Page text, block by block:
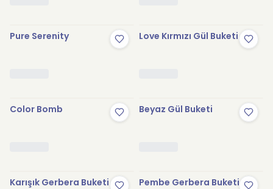
Pure Serenity Love Kırmızı Gül Buketi
Color Bomb Beyaz Gül Buketi
Karışık Gerbera Buketi Pembe Gerbera Buketi